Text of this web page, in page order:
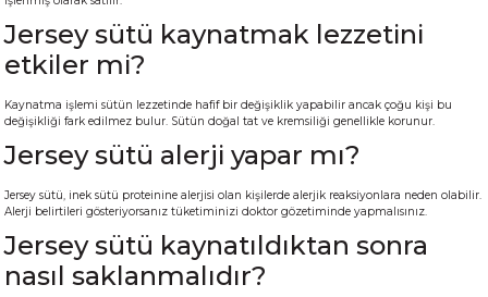
Jersey sütü kaynatmak lezzetini
etkiler mi?
Kaynatma işlemi sütün lezzetinde hafif bir değişiklik yapabilir ancak çoğu kişi bu
değişikliği fark edilmez bulur. Sütün doğal tat ve kremsiliği genellikle korunur.
Jersey sütü alerji yapar mı?
Jersey sütü, inek sütü proteinine alerjisi olan kişilerde alerjik reaksiyonlara neden olabilir.
Alerji belirtileri gösteriyorsanız tüketiminizi doktor gözetiminde yapmalısınız.
Jersey sütü kaynatıldıktan sonra
nasıl saklanmalıdır?